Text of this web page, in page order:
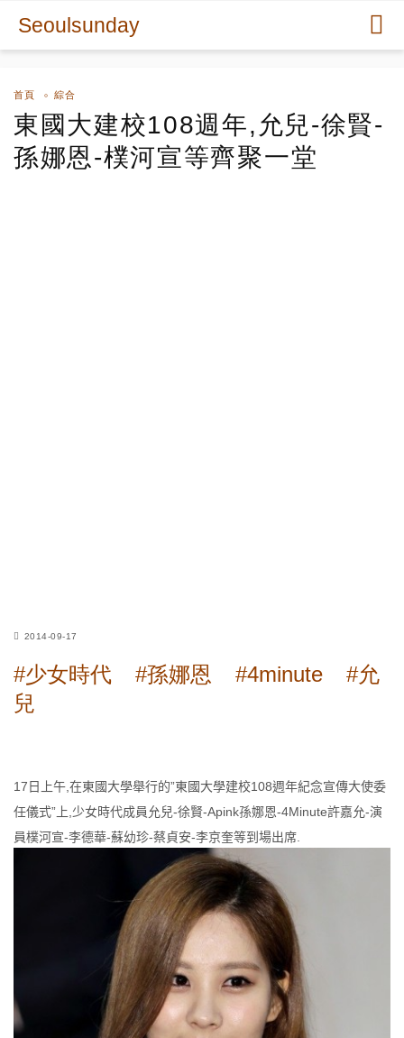
Seoulsunday
首頁 綜合
東國大建校108週年,允兒-徐賢-
孫娜恩-樸河宣等齊聚一堂
2014-09-17
#少女時代 #孫娜恩 #4minute
#允
兒
17日上午,在東國大學舉行的”東國大學建校108週年紀念宣傳大使委
任儀式”上,少女時代成員允兒-徐賢-Apink孫娜恩-4Minute許嘉允-演
員樸河宣-李德華-蘇幼珍-蔡貞安-李京奎等到場出席.